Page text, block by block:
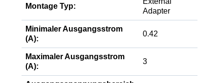
Montage Typ:
Adapter
Minimaler Ausgangsstrom
(A):
0.42
Maximaler Ausgangsstrom
(A):
3